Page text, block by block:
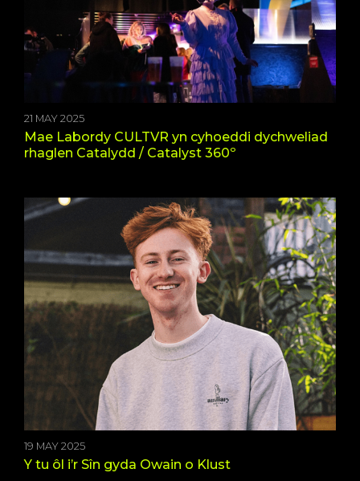
21 MAY 2025
Mae Labordy CULTVR yn cyhoeddi dychweliad
rhaglen Catalydd / Catalyst 360º
19 MAY 2025
Y tu ôl i’r Sîn gyda Owain o Klust